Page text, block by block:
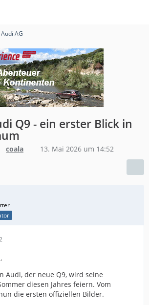
AG
Q9 - ein erster Blick in
coala 13. Mai 2026 um 14:52
Audi, der neue Q9, wird seine
diesen Jahres feiern. Vom
die ersten offiziellen Bilder.